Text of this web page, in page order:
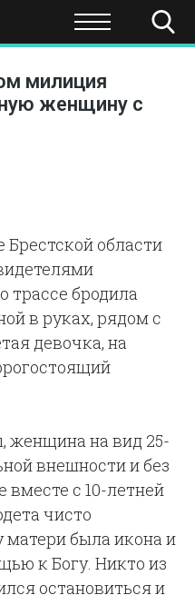
ЭКОНОМИКА НАУКА И
милиция
женщину с
области
трассе бродила
в руках, рядом с
девочка, на
женщина на вид 25-
внешности и без
вместе с 10-летней
чисто
матери была икона и
к Богу. Никто из
остановиться и